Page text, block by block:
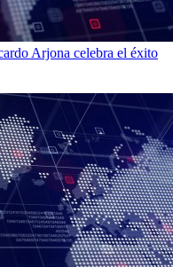
Arjona celebra el éxito